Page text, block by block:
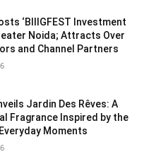
‘BIIIGFEST Investment
Noida; Attracts Over
and Channel Partners
Jardin Des Rêves: A
Fragrance Inspired by the
Moments